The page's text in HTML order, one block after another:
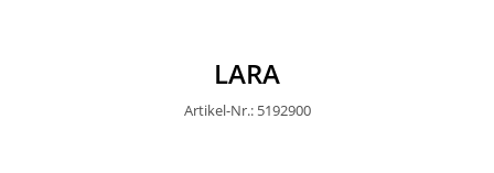
LARA
Artikel-Nr.: 5192900